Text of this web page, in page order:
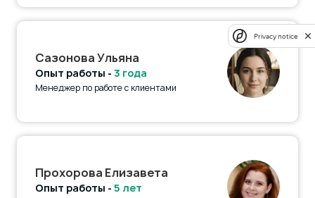
Сазонова Ульяна
Опыт работы - 3 года
Менеджер по работе с клиентами
Прохорова Елизавета
Опыт работы - 5 лет
Privacy notice